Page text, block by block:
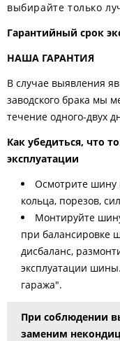
выбирайте только
Гарантийный срок
НАША ГАРАНТИЯ
В случае выявления
заводского брака мы
течение одного-двух
Как убедиться, что
эксплуатации
Осмотрите шину
кольца, порезов,
Монтируйте
при балансировке
дисбаланс,
эксплуатации
гаража".
При соблюдении
заменим